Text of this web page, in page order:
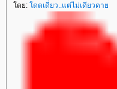
ดย: ดดเดี่ยว..แต่ไม่เดียวดา